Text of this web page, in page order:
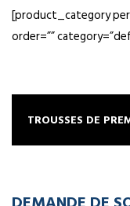
[product_category
order=””
TROUSSES DE